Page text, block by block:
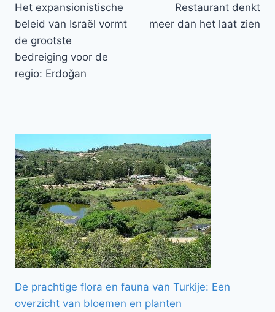
navigatie
Het expansionistische
beleid van Israël vormt
de grootste
bedreiging voor de
regio: Erdoğan
Restaurant denkt
meer dan het laat zien
De prachtige flora en fauna van Turkije: Een
overzicht van bloemen en planten